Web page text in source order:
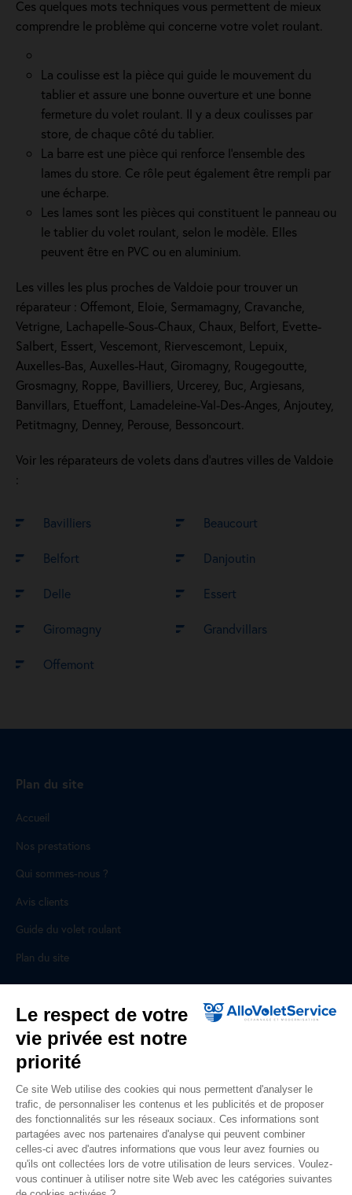
Ces quelques mots techniques vous permettent de mieux
comprendre le problème qui concerne votre volet roulant.
La coulisse est la pièce qui guide le mouvement du
tablier et assure une bonne ouverture et une bonne
fermeture du volet roulant. Il y a deux coulisses par
store, de chaque côté du tablier.
La barre est une pièce qui renforce l’ensemble des
lames du store. Ce rôle peut également être rempli par
une écharpe.
Les lames sont les pièces qui constituent le panneau ou
le tablier du volet roulant, selon le modèle. Elles
peuvent être en PVC ou en aluminium.
Les villes les plus proches de Valdoie pour trouver un
réparateur : Offemont, Eloie, Sermamagny, Cravanche,
Vetrigne, Lachapelle-Sous-Chaux, Chaux, Belfort, Evette-
Salbert, Essert, Vescemont, Riervescemont, Lepuix,
Auxelles-Bas, Auxelles-Haut, Giromagny, Rougegoutte,
Grosmagny, Roppe, Bavilliers, Urcerey, Buc, Argiesans,
Banvillars, Etueffont, Lamadeleine-Val-Des-Anges, Anjoutey,
Petitmagny, Denney, Perouse, Bessoncourt.
Voir les réparateurs de volets dans d’autres villes de Valdoie
:
Bavilliers Beaucourt
Belfort Danjoutin
Delle Essert
Giromagny Grandvillars
Offemont
Plan du site
Accueil
Nos prestations
Qui sommes-nous ?
Avis clients
Guide du volet roulant
Plan du site
Pour les professionnels
Professionnels, des prestations ad hoc
Rejoignez un réseau national, nous recrutons !
Liens utiles
Mentions légales
Données personnelles
Le respect de votre
vie privée est notre
priorité
Ce site Web utilise des cookies qui nous permettent d'analyser le
trafic, de personnaliser les contenus et les publicités et de proposer
des fonctionnalités sur les réseaux sociaux. Ces informations sont
partagées avec nos partenaires d'analyse qui peuvent combiner
celles-ci avec d'autres informations que vous leur avez fournies ou
qu'ils ont collectées lors de votre utilisation de leurs services. Voulez-
vous continuer à utiliser notre site Web avec les catégories suivantes